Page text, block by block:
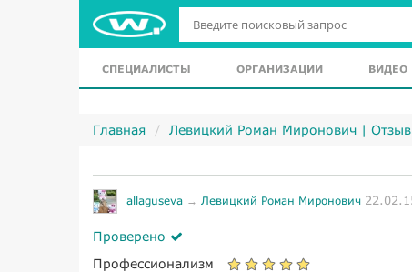
СПЕЦИАЛИСТЫ ОРГАНИЗАЦИИ ВИДЕО
Главная Левицкий Роман Миронович |
allaguseva → Левицкий Роман Миронович
Проверено
Профессионализм